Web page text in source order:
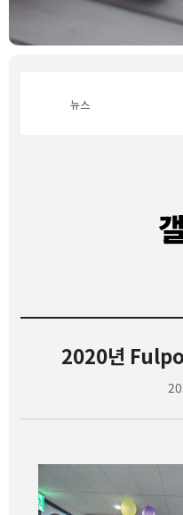
뉴스
2020년